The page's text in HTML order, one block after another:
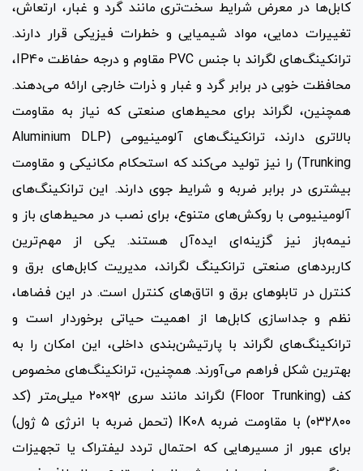
کابل‌ها در معرض شرایط سخت‌تری مانند گرد و غبار، ارتعاش،
تغییرات دمایی، مواد شیمیایی و خطرات فیزیکی قرار دارند.
ترانکینگ‌های لگراند با جنس PVC مقاوم و درجه حفاظت IP40،
محافظت خوبی در برابر گرد و غبار و ذرات خارجی ارائه می‌دهند.
همچنین، لگراند برای محیط‌های صنعتی که نیاز به مقاومت
بالاتری دارند، ترانکینگ‌های آلومینیومی (Aluminium DLP
Trunking) را نیز تولید می‌کند که استحکام مکانیکی و مقاومت
بیشتری در برابر ضربه و شرایط جوی دارند. این ترانکینگ‌های
آلومینیومی با روکش‌های متنوع، برای نصب در محیط‌های باز و
نیمه‌باز نیز گزینه‌ای ایده‌آل هستند. یکی از مهم‌ترین
کاربردهای صنعتی ترانکینگ لگراند، مدیریت کابل‌های برق و
کنترل در تابلوهای برق و اتاق‌های کنترل است. در این فضاها،
نظم و جداسازی کابل‌ها از اهمیت حیاتی برخوردار است و
ترانکینگ‌های لگراند با پارتیشن‌بندی داخلی، این امکان را به
بهترین شکل فراهم می‌آورند. همچنین، ترانکینگ‌های مخصوص
کف (Floor Trunking) لگراند مانند سری ۹۲×۲۰ میلی‌متر (کد
۰۳۲۸۰۰) با مقاومت ضربه IK08 (تحمل ضربه با انرژی ۵ ژول)
برای عبور از مسیرهایی که احتمال تردد لیفتراک یا تجهیزات